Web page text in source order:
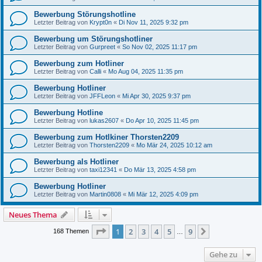
Bewerbung Störungshotline
Letzter Beitrag von Krypt0n « Di Nov 11, 2025 9:32 pm
Bewerbung um Störungshotliner
Letzter Beitrag von Gurpreet « So Nov 02, 2025 11:17 pm
Bewerbung zum Hotliner
Letzter Beitrag von Calli « Mo Aug 04, 2025 11:35 pm
Bewerbung Hotliner
Letzter Beitrag von JFFLeon « Mi Apr 30, 2025 9:37 pm
Bewerbung Hotline
Letzter Beitrag von lukas2607 « Do Apr 10, 2025 11:45 pm
Bewerbung zum Hotlkiner Thorsten2209
Letzter Beitrag von Thorsten2209 « Mo Mär 24, 2025 10:12 am
Bewerbung als Hotliner
Letzter Beitrag von taxi12341 « Do Mär 13, 2025 4:58 pm
Bewerbung Hotliner
Letzter Beitrag von Martin0808 « Mi Mär 12, 2025 4:09 pm
Neues Thema
168 Themen Seite 1von
1 2 3 4 5 9
Gehe zu